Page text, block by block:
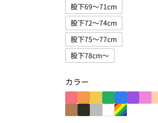
股下69～71cm
股下72～74cm
股下75～77cm
股下78cm～
カラー